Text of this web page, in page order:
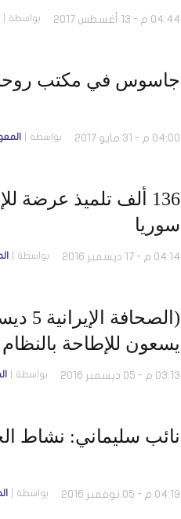
04:44 م - 13 أغسطس 2017 بواسطة
جاسوس في مكتب
04:00 م - 31 مايو 2017 بواسطة
136 ألف تلميذ
سوريا
04:14 م - 17 ديسمبر 2016 بواسطة
يسعون للإطاحة بالنظام منذ
03:13 م - 05 ديسمبر 2016 بواسطة
نائب سليماني: نشاط
04:19 م - 05 نوفمبر 2016 بواسطة